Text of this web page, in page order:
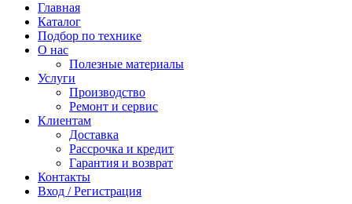
Главная
Каталог
Подбор по технике
О нас
Полезные материалы
Услуги
Производство
Ремонт и сервис
Клиентам
Доставка
Рассрочка и кредит
Гарантия и возврат
Контакты
Вход / Регистрация